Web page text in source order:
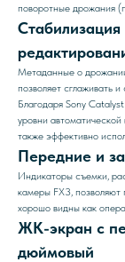
поворотные дрожания
Метаданные о
позволяет сглаживать
Благодаря Sony
уровни
также эффективно
Передние и
Индикаторы съемки,
камеры FX3, позволяют
хорошо видны как
ЖК-экран с
дюймовый